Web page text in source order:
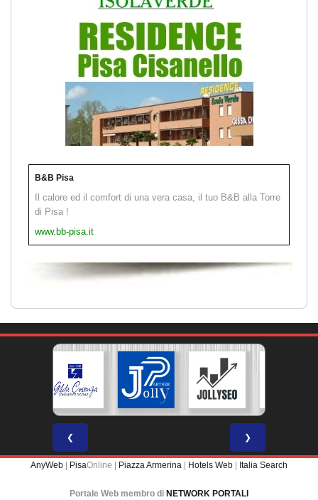
B&B Pisa
Il calore ed il comfort di una vera casa, il tuo B&B alla Torre
di Pisa !
www.bb-pisa.it
❮ ❯
AnyWeb PisaOnline | Piazza Armerina Hotels Web Italia Search
Portale Web membro di NETWORK PORTALI